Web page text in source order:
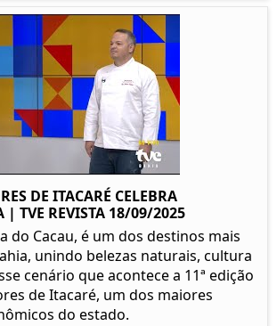
DE ITACARÉ CELEBRA
| TVE REVISTA 18/09/2025
do Cacau, é um dos destinos mais
unindo belezas naturais, cultura
cenário que acontece a 11ª edição
de Itacaré, um dos maiores
do estado.